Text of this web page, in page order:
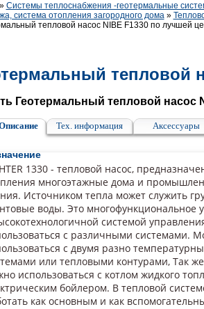
» Системы теплоснабжения -геотермальные
система отопления загородного дома»
тепловой насос NIBE F1330 по лучшей
тепловой
Геотермальный тепловой насос
Тех. информация Аксессуары
1330 - тепловой насос,
многоэтажные дома и
Источником тепла может служить
воды. Это многофункциональное
системой
с различными системами.
с двумя разно
или тепловыми контурами, Так
использоваться с котлом жидкого
бойлером. В тепловой
как основным и как